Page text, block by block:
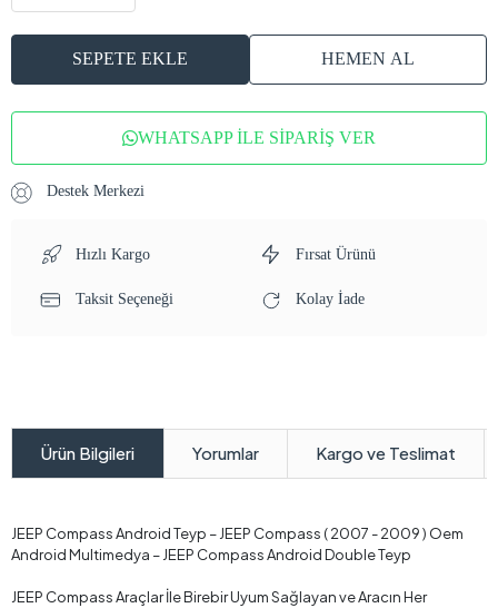
SEPETE EKLE HEMEN AL
WHATSAPP İLE SİPARİŞ VER
Destek Merkezi
Hızlı Kargo Fırsat Ürünü
Taksit Seçeneği Kolay İade
Ürün Bilgileri Yorumlar Kargo ve Teslimat
JEEP Compass Android Teyp – JEEP Compass ( 2007 - 2009 ) Oem
Android Multimedya – JEEP Compass Android Double Teyp
JEEP Compass Araçlar İle Birebir Uyum Sağlayan ve Aracın Her